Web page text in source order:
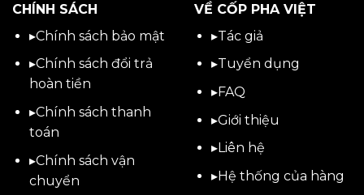
CHÍNH SÁCH
▸Chính sách bảo mật
▸Chính sách đổi trả
hoàn tiền
▸Chính sách thanh
toán
▸Chính sách vận
chuyển
VỀ CỐP PHA VIỆT
▸Tác giả
▸Tuyển dụng
▸FAQ
▸Giới thiệu
▸Liên hệ
▸Hệ thống của hàng